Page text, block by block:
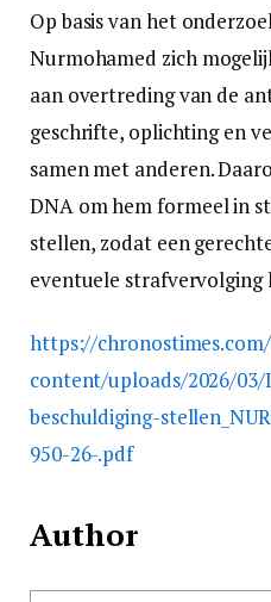
Op basis van het
Nurmohamed zich
aan overtreding van de
geschrifte, oplichting en
samen met anderen.
DNA om hem formeel in
stellen, zodat een
eventuele strafvervolging
https://
content/uploads/2026/
beschuldiging-
950-26-.pdf
Author